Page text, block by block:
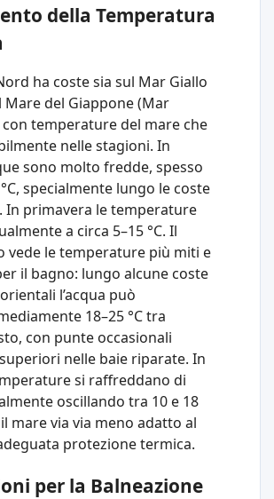
della Temperatura
ha coste sia sul Mar Giallo
Mare del Giappone (Mar
con temperature del mare che
nelle stagioni. In
sono molto fredde, spesso
specialmente lungo le coste
In primavera le temperature
a circa 5–15 °C. Il
vede le temperature più miti e
il bagno: lungo alcune coste
l’acqua può
18–25 °C tra
con punte occasionali
nelle baie riparate. In
si raffreddano di
oscillando tra 10 e 18
mare via via meno adatto al
protezione termica.
per la Balneazione